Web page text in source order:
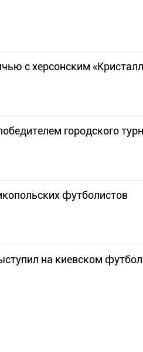
с херсонским
городского
футболистов
на киевском